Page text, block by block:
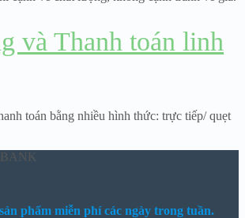
và Thanh toán linh
toán bằng nhiều hình thức: trực tiếp/ quẹt
phẩm miễn phí các ngày trong tuần.